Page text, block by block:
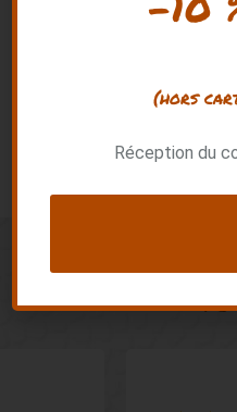
(hors
Réception du